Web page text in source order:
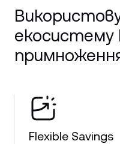
екосистему
Flexible Savings